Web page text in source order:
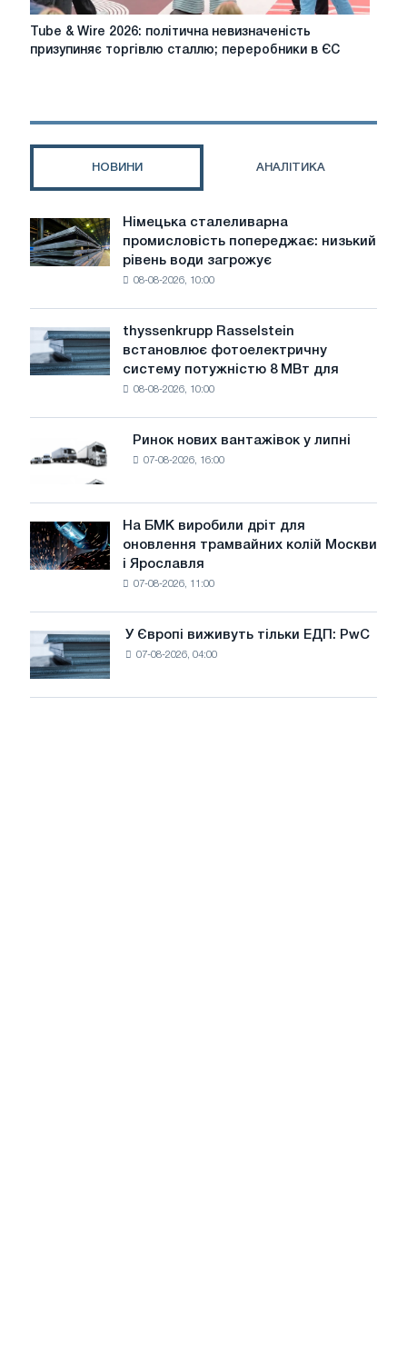
Tube
невизначеність
переробники
ЄС
б'ють
підвищення
цін
зустрічає
опір
Tube & Wire 2026: політична невизначеність
призупиняє торгівлю сталлю; переробники в ЄС
НОВИНИ АНАЛІТИКА
Німецька
сталеливарна
промисловість
води
загрожує
безпеці
Німецька сталеливарна
промисловість попереджає: низький
рівень води загрожує
08-08-2026, 10:00
thyssenkrupp
Rasselstein
встановлює
фотоелектричну
досягнення
цілей
декарбонізації
thyssenkrupp Rasselstein
встановлює фотоелектричну
систему потужністю 8 МВт для
08-08-2026, 10:00
Ринок
нових
вантажівок
у
липні
Ринок нових вантажівок у липні
07-08-2026, 16:00
На
БМК
виробили
трамвайних
колій
Москви
і
На БМК виробили дріт для
оновлення трамвайних колій Москви
і Ярославля
07-08-2026, 11:00
Європі
виживуть
тільки
У Європі виживуть тільки ЕДП: PwC
07-08-2026, 04:00